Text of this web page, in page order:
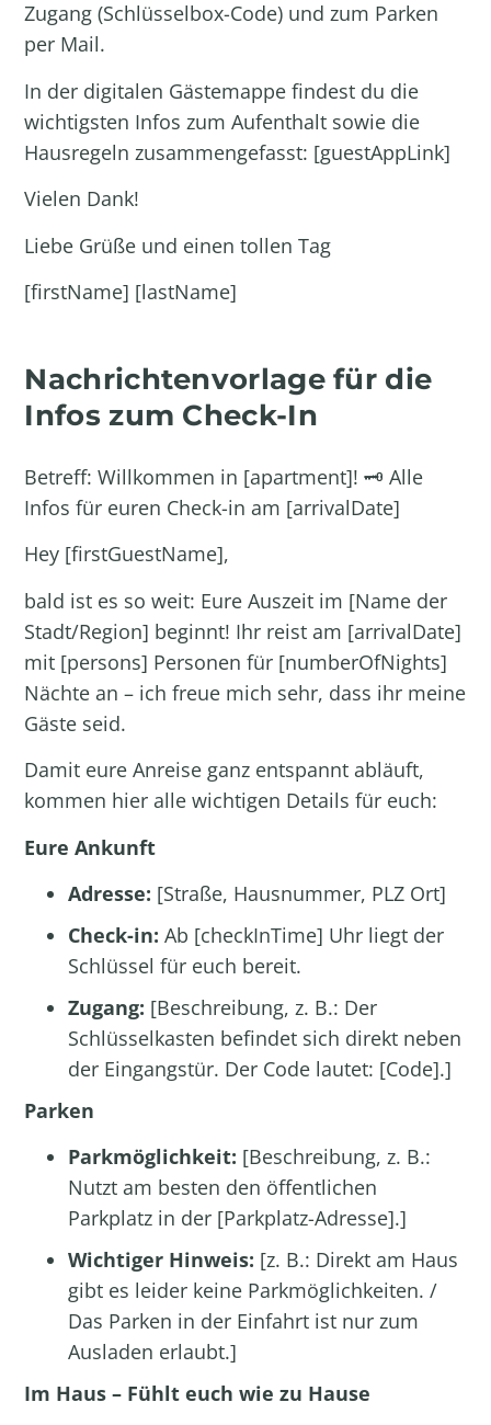
Zugang (Schlüsselbox-Code) und zum Parken
per Mail.
In der digitalen Gästemappe findest du die
wichtigsten Infos zum Aufenthalt sowie die
Hausregeln zusammengefasst: [guestAppLink]
Vielen Dank!
Liebe Grüße und einen tollen Tag
[firstName] [lastName]
Nachrichtenvorlage für die
Infos zum Check-In
Betreff: Willkommen in [apartment]! 🗝️ Alle
Infos für euren Check-in am [arrivalDate]
Hey [firstGuestName],
bald ist es so weit: Eure Auszeit im [Name der
Stadt/Region] beginnt! Ihr reist am [arrivalDate]
mit [persons] Personen für [numberOfNights]
Nächte an – ich freue mich sehr, dass ihr meine
Gäste seid.
Damit eure Anreise ganz entspannt abläuft,
kommen hier alle wichtigen Details für euch:
Eure Ankunft
Adresse: [Straße, Hausnummer, PLZ Ort]
Check-in: Ab [checkInTime] Uhr liegt der
Schlüssel für euch bereit.
Zugang: [Beschreibung, z. B.: Der
Schlüsselkasten befindet sich direkt neben
der Eingangstür. Der Code lautet: [Code].]
Parken
Parkmöglichkeit: [Beschreibung, z. B.:
Nutzt am besten den öffentlichen
Parkplatz in der [Parkplatz-Adresse].]
Wichtiger Hinweis: [z. B.: Direkt am Haus
gibt es leider keine Parkmöglichkeiten. /
Das Parken in der Einfahrt ist nur zum
Ausladen erlaubt.]
Im Haus – Fühlt euch wie zu Hause